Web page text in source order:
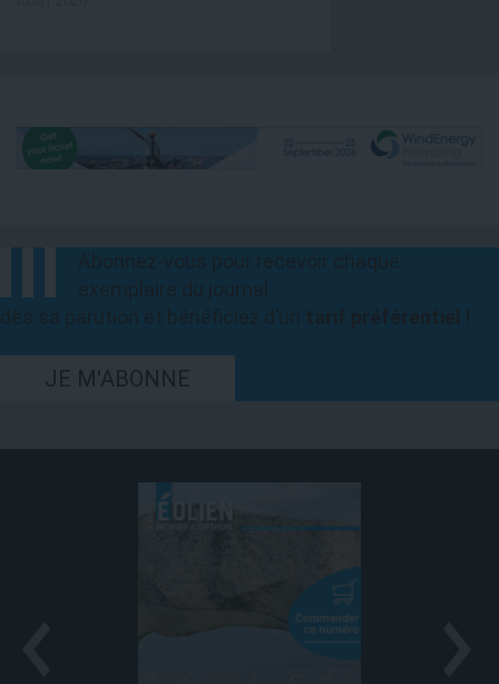
JE M'ABONNE